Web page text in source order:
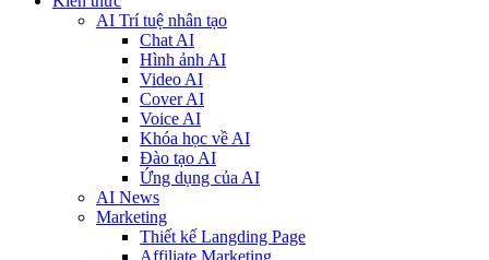
AI Trí tuệ nhân tạo
Chat AI
Hình ảnh AI
Video AI
Cover AI
Voice AI
Khóa học về AI
Đào tạo AI
Ứng dụng của AI
AI News
Marketing
Thiết kế Langding Page
Affiliate Marketing